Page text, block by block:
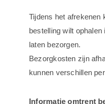
Tijdens het afrekenen
bestelling wilt
laten bezorgen.
Bezorgkosten zijn
kunnen verschillen
Informatie omtrent